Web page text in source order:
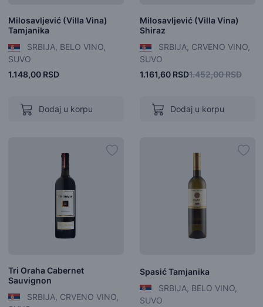
Milosavljević (Villa Vina)
Tamjanika
SRBIJA, BELO VINO,
SUVO
1.148,00 RSD
Dodaj u korpu
Milosavljević (Villa Vina)
Shiraz
SRBIJA, CRVENO VINO,
SUVO
1.161,60 RSD1.452,00 RSD
Dodaj u korpu
Tri Oraha Cabernet
Sauvignon
SRBIJA, CRVENO VINO,
Spasić Tamjanika
SRBIJA, BELO VINO,
SUVO